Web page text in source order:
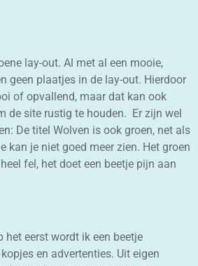
lay-out. Al met al een mooie,
geen plaatjes in de lay-out. Hierdoor
of opvallend, maar dat kan ook
de site rustig te houden. Er zijn wel
De titel Wolven is ook groen, net als
kan je niet goed meer zien. Het groen
fel, het doet een beetje pijn aan
het eerst wordt ik een beetje
en advertenties. Uit eigen